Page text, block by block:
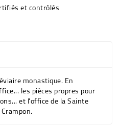
et contrôlés
monastique. En
les pièces propres pour
et l'office de la Sainte